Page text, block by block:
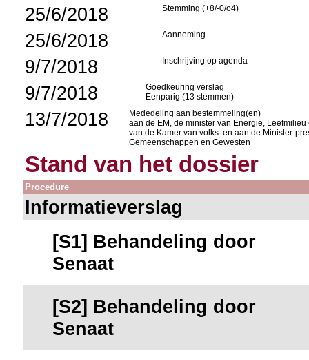
25/6/2018 Stemming (+8/-0/o4)
25/6/2018 Aanneming
9/7/2018 Inschrijving op agenda
9/7/2018
Goedkeuring verslag
Eenparig (13 stemmen)
13/7/2018
Mededeling aan bestemmeling(en)
aan de EM, de minister van Energie,
van de Kamer van volks. en aan de Minister-
Gemeenschappen en Gewesten
Stand van het dossier
Procedure
Informatieverslag
[S1] Behandeling door
Senaat
[S2] Behandeling door
Senaat